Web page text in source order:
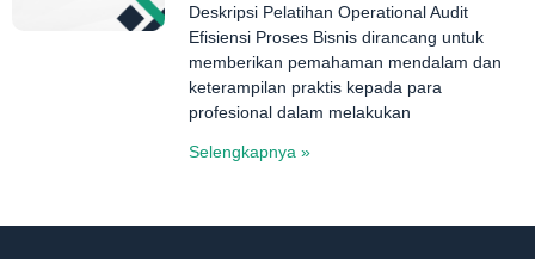
Deskripsi Pelatihan Operational Audit
Efisiensi Proses Bisnis dirancang untuk
memberikan pemahaman mendalam dan
keterampilan praktis kepada para
profesional dalam melakukan
Selengkapnya »